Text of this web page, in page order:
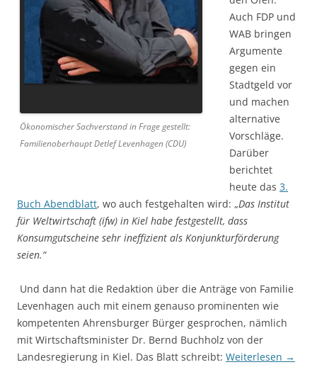
Ökonomischer Sachverstand in Frage gestellt:
Familienoberhaupt Detlef Levenhagen (CDU)
Auch FDP und
WAB bringen
Argumente
gegen ein
Stadtgeld vor
und machen
alternative
Vorschläge.
Darüber
berichtet
heute das 3.
Buch Abendblatt, wo auch festgehalten wird: „Das Institut
für Weltwirtschaft (ifw) in Kiel habe festgestellt, dass
Konsumgutscheine sehr ineffizient als Konjunkturförderung
seien.“
Und dann hat die Redaktion über die Anträge von Familie
Levenhagen auch mit einem genauso prominenten wie
kompetenten Ahrensburger Bürger gesprochen, nämlich
mit Wirtschaftsminister Dr. Bernd Buchholz von der
Landesregierung in Kiel. Das Blatt schreibt: Weiterlesen →